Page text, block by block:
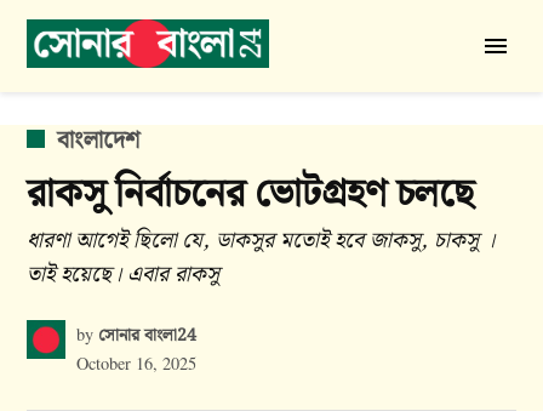
Skip
বাংলা
24
POSTED
বাংলাদেশ
রাকসু নির্বাচনের ভোটগ্রহণ চলছে
ধারণা আগেই ছিলো যে, ডাকসুর মতোই হবে জাকসু, চাকসু ।
তাই হয়েছে। এবার রাকসু
by সোনার বাংলা24
October 16, 2025